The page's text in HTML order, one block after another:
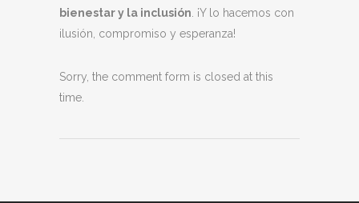
bienestar y la inclusión. ¡Y lo hacemos con
ilusión, compromiso y esperanza!
Sorry, the comment form is closed at this
time.